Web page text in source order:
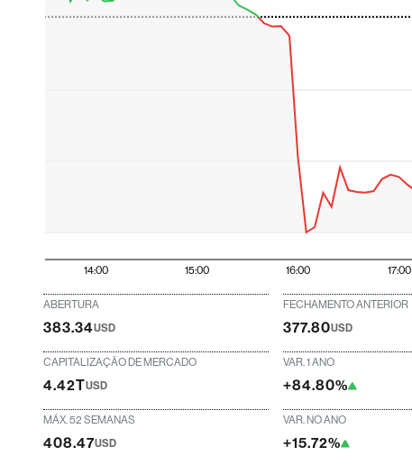
14:00 15:00 16:00 17:00
ABERTURA
383.34USD
FECHAMENTO ANTERIOR
377.80USD
CAPITALIZAÇÃO DE MERCADO
4.42TUSD
VAR. 1 ANO
+84.80%
MÁX. 52 SEMANAS
408.47USD
VAR. NO ANO
+15.72%